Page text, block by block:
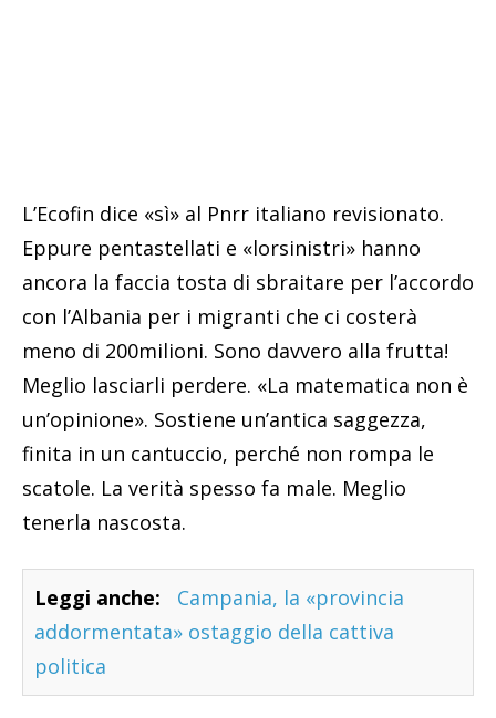
L’Ecofin dice «sì» al Pnrr italiano revisionato.
Eppure pentastellati e «lorsinistri» hanno
ancora la faccia tosta di sbraitare per l’accordo
con l’Albania per i migranti che ci costerà
meno di 200milioni. Sono davvero alla frutta!
Meglio lasciarli perdere. «La matematica non è
un’opinione». Sostiene un’antica saggezza,
finita in un cantuccio, perché non rompa le
scatole. La verità spesso fa male. Meglio
tenerla nascosta.
Leggi anche:
Campania, la «provincia
addormentata» ostaggio della cattiva
politica